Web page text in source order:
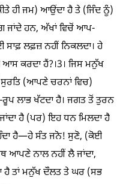
ਹੀ ਜਮ) ਆਉਂਦਾ ਹੈ ਤੇ (ਜਿੰਦ ਨੂੰ)
ਜਾਂਦੇ ਹਨ, ਅੱਖਾਂ ਵਿਚੋਂ ਆਪ-
ਸਾਫ਼ ਲਫ਼ਜ਼ ਨਹੀਂ ਨਿਕਲਦਾ। ਹੇ
ਕਰਦਾ ਹੈਂ?।3। ਜਿਸ ਮਨੁੱਖ
ਸੁਰਤਿ (ਆਪਣੇ ਚਰਨਾਂ ਵਿਚ)
ਰੂਪ ਲਾਭ ਖੱਟਦਾ ਹੈ। ਜਗਤ ਤੋਂ ਤੁਰਨ
ਹੈ (ਪਰ) ਇਹ ਧਨ ਮਿਲਦਾ ਹੈ
ਹੈ—ਹੇ ਸੰਤ ਜਨੋ! ਸੁਣੋ, (ਕੋਈ
ਆਪਣੇ ਨਾਲ ਨਹੀਂ ਲੈ ਜਾਂਦਾ,
ਹੈ ਤਾਂ ਮਨੁੱਖ ਦੌਲਤ ਤੇ ਘਰ (ਸਭ